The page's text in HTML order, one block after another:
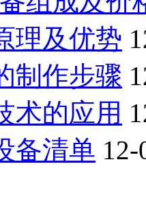
理及优势
制作步骤
术的应用
备清单 12-